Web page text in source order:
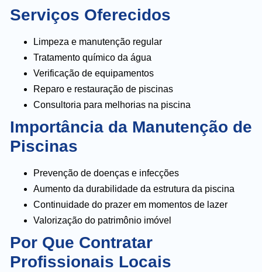
Serviços Oferecidos
Limpeza e manutenção regular
Tratamento químico da água
Verificação de equipamentos
Reparo e restauração de piscinas
Consultoria para melhorias na piscina
Importância da Manutenção de
Piscinas
Prevenção de doenças e infecções
Aumento da durabilidade da estrutura da piscina
Continuidade do prazer em momentos de lazer
Valorização do patrimônio imóvel
Por Que Contratar
Profissionais Locais